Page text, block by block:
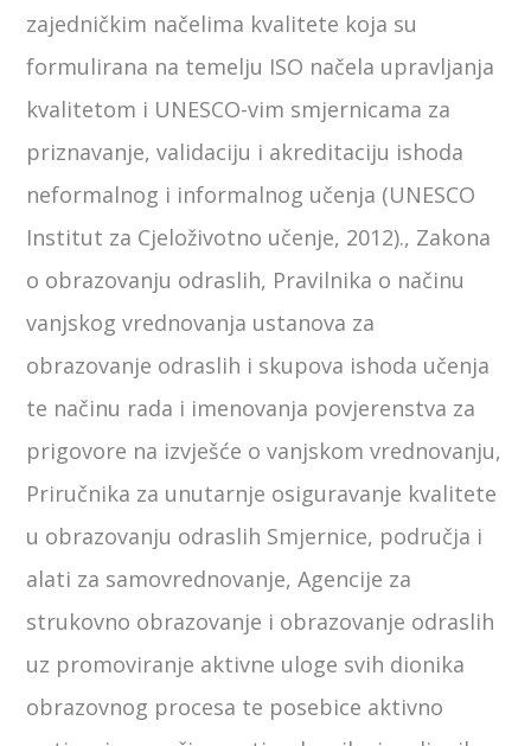
zajedničkim načelima kvalitete koja su
formulirana na temelju ISO načela upravljanja
kvalitetom i UNESCO-vim smjernicama za
priznavanje, validaciju i akreditaciju ishoda
neformalnog i informalnog učenja (UNESCO
Institut za Cjeloživotno učenje, 2012)., Zakona
o obrazovanju odraslih, Pravilnika o načinu
vanjskog vrednovanja ustanova za
obrazovanje odraslih i skupova ishoda učenja
te načinu rada i imenovanja povjerenstva za
prigovore na izvješće o vanjskom vrednovanju,
Priručnika za unutarnje osiguravanje kvalitete
u obrazovanju odraslih Smjernice, područja i
alati za samovrednovanje, Agencije za
strukovno obrazovanje i obrazovanje odraslih
uz promoviranje aktivne uloge svih dionika
obrazovnog procesa te posebice aktivno